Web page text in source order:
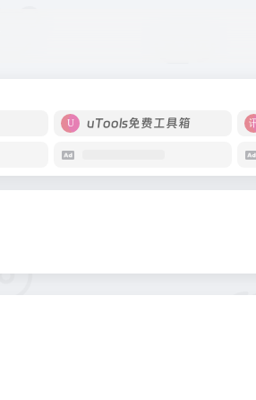
uTools免费工具箱